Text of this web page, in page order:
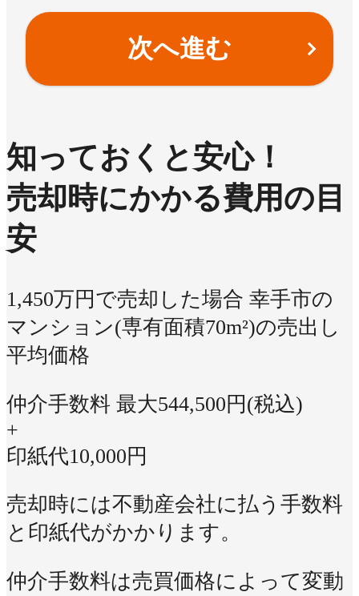
次へ進む
知っておくと安心！
売却時にかかる費用の目
安
1,450万円で売却した場合 幸手市の
マンション(専有面積70m²)の売出し
平均価格
仲介手数料 最大544,500円(税込)
+
印紙代10,000円
売却時には不動産会社に払う手数料
と印紙代がかかります。
仲介手数料は売買価格によって変動